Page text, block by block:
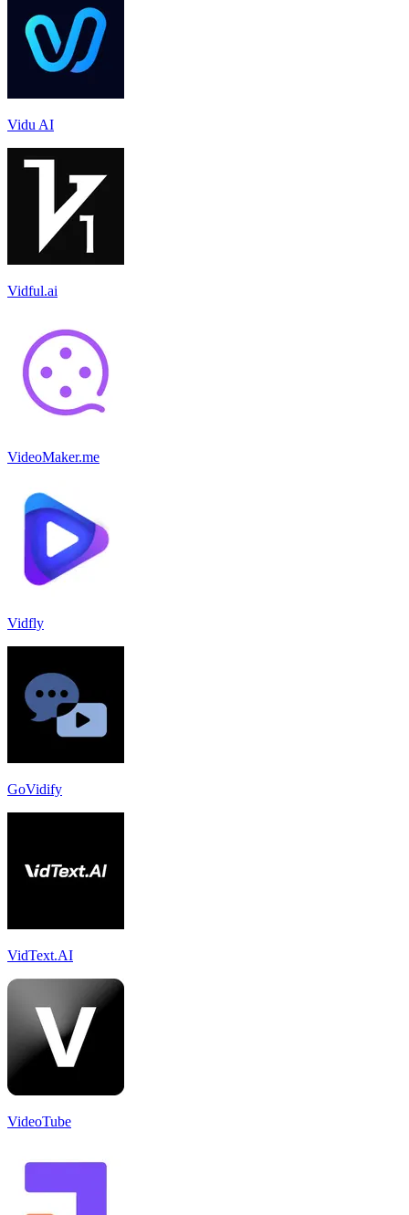
Vidu AI
Vidful.ai
VideoMaker.me
Vidfly
GoVidify
VidText.AI
VideoTube